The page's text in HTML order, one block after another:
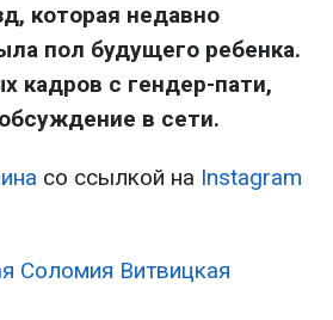
которая недавно
пол будущего ребенка.
кадров с гендер-пати,
в сети.
со ссылкой на Instagram
Соломия Витвицкая